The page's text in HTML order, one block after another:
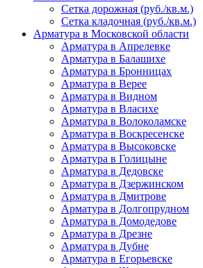
Сетка дорожная (руб./кв.м.)
Сетка кладочная (руб./кв.м.)
Арматура в Московской области
Арматура в Апрелевке
Арматура в Балашихе
Арматура в Бронницах
Арматура в Верее
Арматура в Видном
Арматура в Власихе
Арматура в Волоколамске
Арматура в Воскресенске
Арматура в Высоковске
Арматура в Голицыне
Арматура в Дедовске
Арматура в Дзержинском
Арматура в Дмитрове
Арматура в Долгопрудном
Арматура в Домодедове
Арматура в Дрезне
Арматура в Дубне
Арматура в Егорьевске